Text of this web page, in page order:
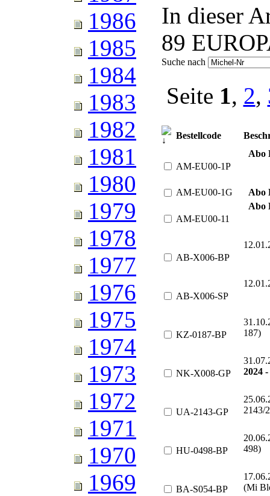
1986
1985
1984
1983
1982
1981
1980
1979
1978
1977
1976
1975
1974
1973
1972
1971
1970
1969
In dieser
89
Suche nach
Seite 1, 2,
Bestellcode
AM-EU00-1P
Abo
AM-EU00-1G Abo
AM-EU00-11
Abo
AB-X006-BP
AB-X006-SP
KZ-0187-BP
187)
NK-X008-GP
2024
UA-2143-GP
2143/
HU-0498-BP
498)
BA-S054-BP
(Mi